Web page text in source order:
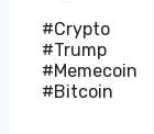
#Crypto
#Trump
#Memecoin
#Bitcoin